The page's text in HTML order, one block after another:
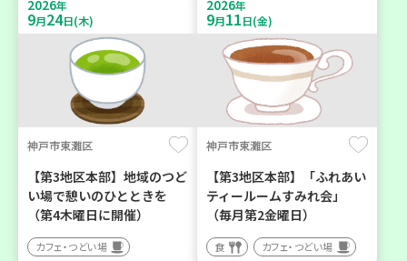
2026年
9月24日(木)
神戸市東灘区
【第3地区本部】地域のつど
い場で憩いのひとときを
（第4木曜日に開催）
カフェ・つどい場
2026年
9月11日(金)
神戸市東灘区
【第3地区本部】「ふれあい
ティールームすみれ会」
（毎月第2金曜日）
食 カフェ・つどい場